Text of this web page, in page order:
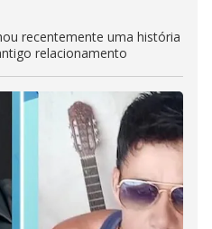
recentemente uma história
relacionamento